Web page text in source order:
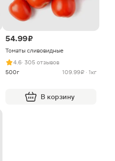
54.99 ₽
Томаты сливовидные
4.6· 305 отзывов
500г
109.99 ₽ · 1кг
В корзину